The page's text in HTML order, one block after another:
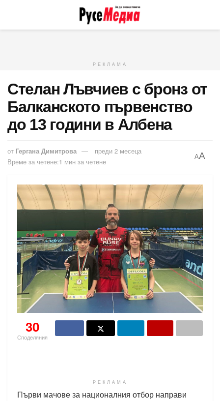
РЕКЛАМА
Стелан Лъвчиев с бронз от
Балканското първенство
до 13 години в Албена
от Гергана Димитрова
преди 2 месеца
Време за четене:1 мин за четене
AA
30
Споделяния
РЕКЛАМА
Първи мачове за националния отбор направи